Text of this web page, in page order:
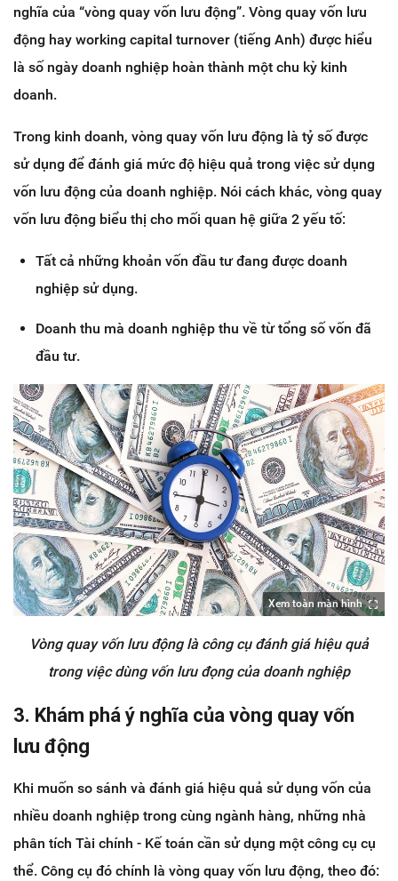
nghĩa của “vòng quay vốn lưu động”. Vòng quay vốn lưu
động hay working capital turnover (tiếng Anh) được hiểu
là số ngày doanh nghiệp hoàn thành một chu kỳ kinh
doanh.
Trong kinh doanh, vòng quay vốn lưu động là tỷ số được
sử dụng để đánh giá mức độ hiệu quả trong việc sử dụng
vốn lưu động của doanh nghiệp. Nói cách khác, vòng quay
vốn lưu động biểu thị cho mối quan hệ giữa 2 yếu tố:
Tất cả những khoản vốn đầu tư đang được doanh
nghiệp sử dụng.
Doanh thu mà doanh nghiệp thu về từ tổng số vốn đã
đầu tư.
Xem toàn màn hình
Vòng quay vốn lưu động là công cụ đánh giá hiệu quả
trong việc dùng vốn lưu đọng của doanh nghiệp
3. Khám phá ý nghĩa của vòng quay vốn
lưu động
Khi muốn so sánh và đánh giá hiệu quả sử dụng vốn của
nhiều doanh nghiệp trong cùng ngành hàng, những nhà
phân tích Tài chính - Kế toán cần sử dụng một công cụ cụ
thể. Công cụ đó chính là vòng quay vốn lưu động, theo đó: